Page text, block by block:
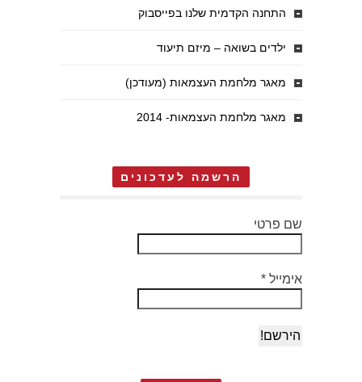
התחנה הקדמית שלנו בפייסבוק
ילדים בשואה – מיזם תיעוד
מאגר מלחמת העצמאות (מעודכן)
מאגר מלחמת העצמאות- 2014
הרשמה לעדכונים
שם פרטי
אימייל *